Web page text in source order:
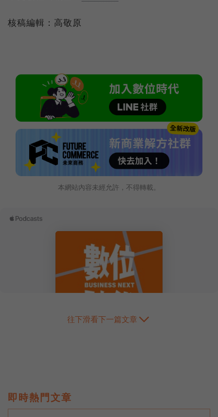
核稿編輯：高敬原
本網站內容未經允許，不得轉載。
往下滑看下一篇文章
即時熱門文章